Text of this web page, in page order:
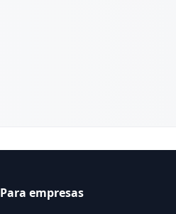
Para empresas